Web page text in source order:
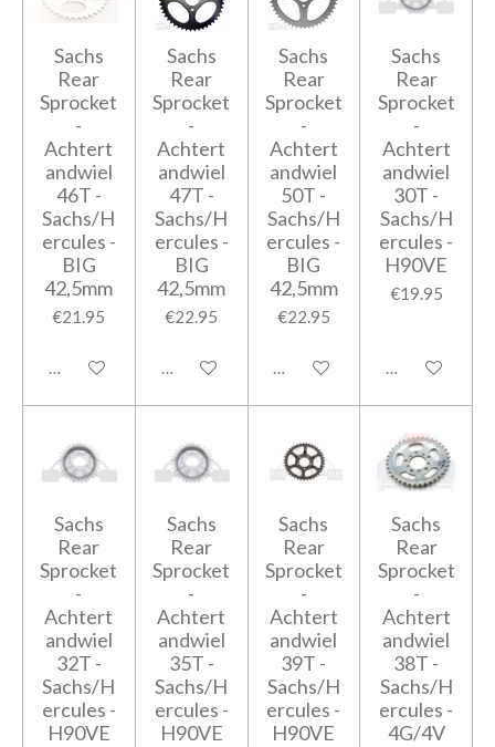
Sachs
Rear
Sprocket
-
Achtert
andwiel
46T -
Sachs/H
ercules -
BIG
42,5mm
€21.95
Add to cart
Sachs
Rear
Sprocket
-
Achtert
andwiel
47T -
Sachs/H
ercules -
BIG
42,5mm
€22.95
Add to cart
Sachs
Rear
Sprocket
-
Achtert
andwiel
50T -
Sachs/H
ercules -
BIG
42,5mm
€22.95
Add to cart
Sachs
Rear
Sprocket
-
Achtert
andwiel
30T -
Sachs/H
ercules -
H90VE
€19.95
Add to cart
Sachs
Rear
Sprocket
-
Achtert
andwiel
32T -
Sachs/H
ercules -
H90VE
Sachs
Rear
Sprocket
-
Achtert
andwiel
35T -
Sachs/H
ercules -
H90VE
Sachs
Rear
Sprocket
-
Achtert
andwiel
39T -
Sachs/H
ercules -
H90VE
Sachs
Rear
Sprocket
-
Achtert
andwiel
38T -
Sachs/H
ercules -
4G/4V